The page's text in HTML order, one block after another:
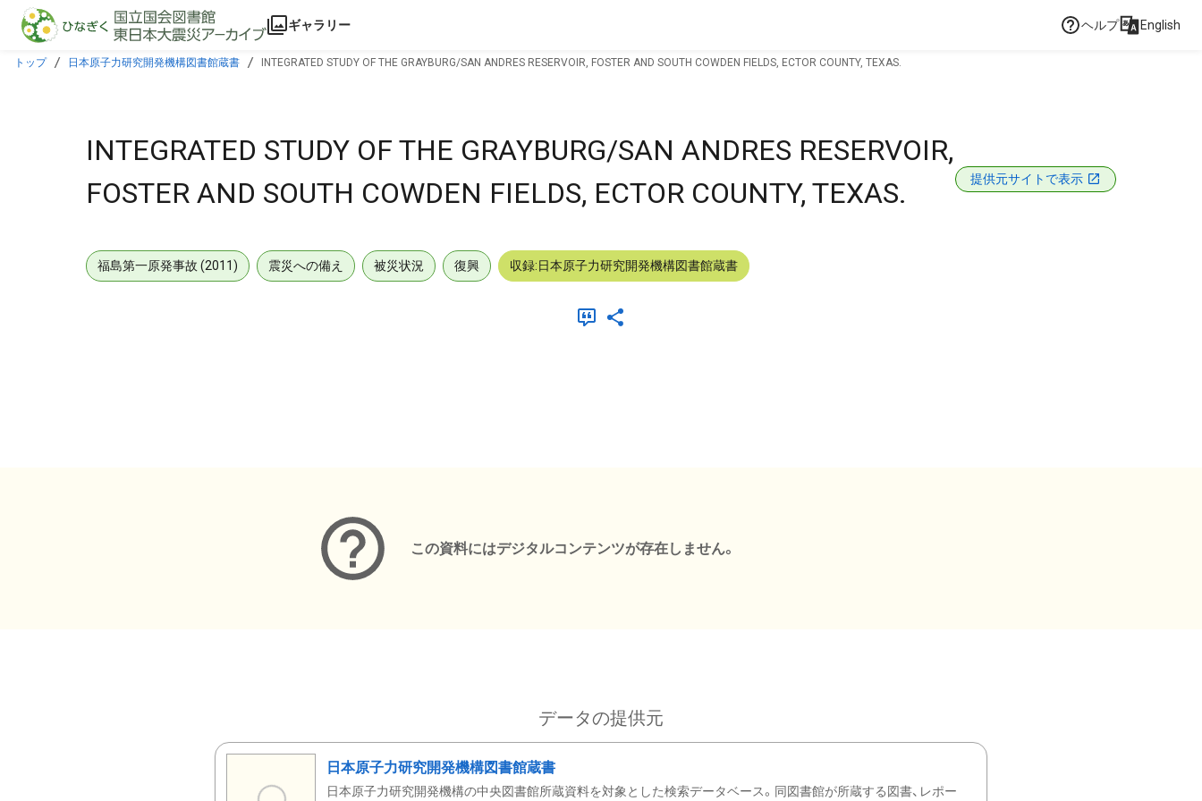
本文に飛ぶ
ギャラリー ヘルプ English
トップ 日本原子力研究開発機構図書館蔵書 INTEGRATED STUDY OF THE GRAYBURG/SAN ANDRES RESERVOIR, FOSTER AND SOUTH COWDEN FIELDS, ECTOR COUNTY, TEXAS.
INTEGRATED STUDY OF THE GRAYBURG/SAN ANDRES RESERVOIR,
FOSTER AND SOUTH COWDEN FIELDS, ECTOR COUNTY, TEXAS.
提供元サイトで表示
福島第一原発事故 (2011) 震災への備え 被災状況 復興 収録:日本原子力研究開発機構図書館蔵書
この資料にはデジタルコンテンツが存在しません。
データの提供元
日本原子力研究開発機構図書館蔵書
日本原子力研究開発機構の中央図書館所蔵資料を対象とした検索データベース。同図書館が所蔵する図書、レポー